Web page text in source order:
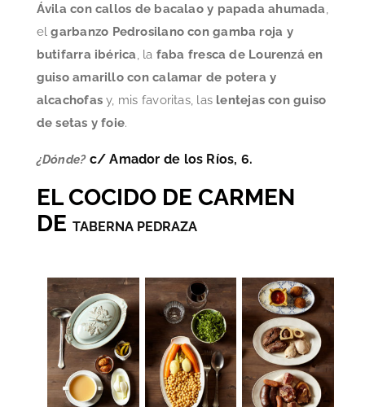
Ávila con callos de bacalao y papada ahumada,
elgarbanzo Pedrosilano con gamba roja y
butifarra ibérica, la faba fresca de Lourenzá en
guiso amarillo con calamar de potera y
alcachofas y, mis favoritas, las lentejas con guiso
de setas y foie.
¿Dónde? c/ Amador de los Ríos, 6.
EL COCIDO DE CARMEN
DE TABERNA PEDRAZA